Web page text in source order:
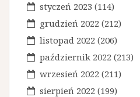
styczeń 2023 (114)
grudzień 2022 (212)
listopad 2022 (206)
październik 2022 (213)
wrzesień 2022 (211)
sierpień 2022 (199)